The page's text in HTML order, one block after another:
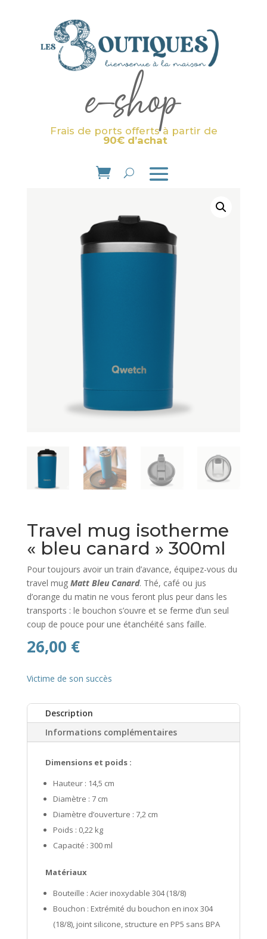
e-shop
Frais de ports offerts à partir de
90€ d’achat
Travel mug isotherme
« bleu canard » 300ml
Pour toujours avoir un train d’avance, équipez-vous du
travel mug Matt Bleu Canard. Thé, café ou jus
d’orange du matin ne vous feront plus peur dans les
transports : le bouchon s’ouvre et se ferme d’un seul
coup de pouce pour une étanchéité sans faille.
26,00 €
Victime de son succès
Description
Informations complémentaires
Dimensions et poids :
Hauteur : 14,5 cm
Diamètre : 7 cm
Diamètre d’ouverture : 7,2 cm
Poids : 0,22 kg
Capacité : 300 ml
Matériaux
Bouteille : Acier inoxydable 304 (18/8)
Bouchon : Extrémité du bouchon en inox 304
(18/8), joint silicone, structure en PP5 sans BPA